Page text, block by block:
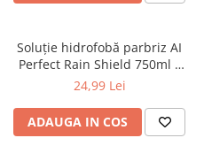
Soluție hidrofobă parbriz AI
Perfect Rain Shield 750ml –
efect anti-ploaie
24,99 Lei
ADAUGA IN COS